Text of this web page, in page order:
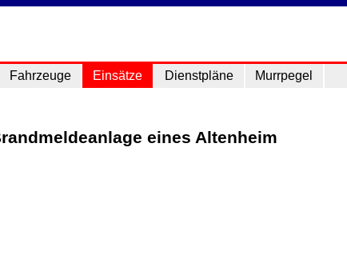
Fahrzeuge Einsätze Dienstpläne Murrpegel
eines Altenheim